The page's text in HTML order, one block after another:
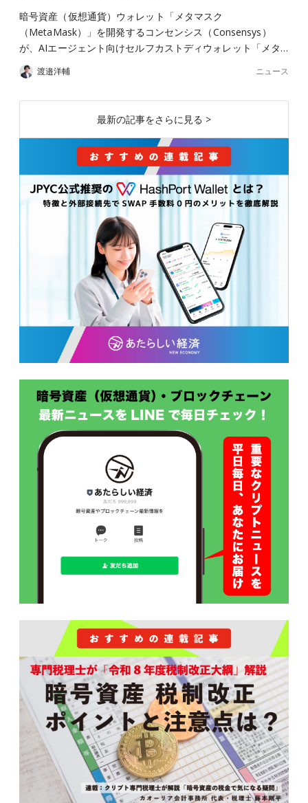
暗号資産（仮想通貨）ウォレット「メタマスク
（MetaMask）」を開発するコンセンシス（Consensys）
が、AIエージェント向けセルフカストディウォレット「メタ…
渡邉洋輔 ニュース
最新の記事をさらに見る >